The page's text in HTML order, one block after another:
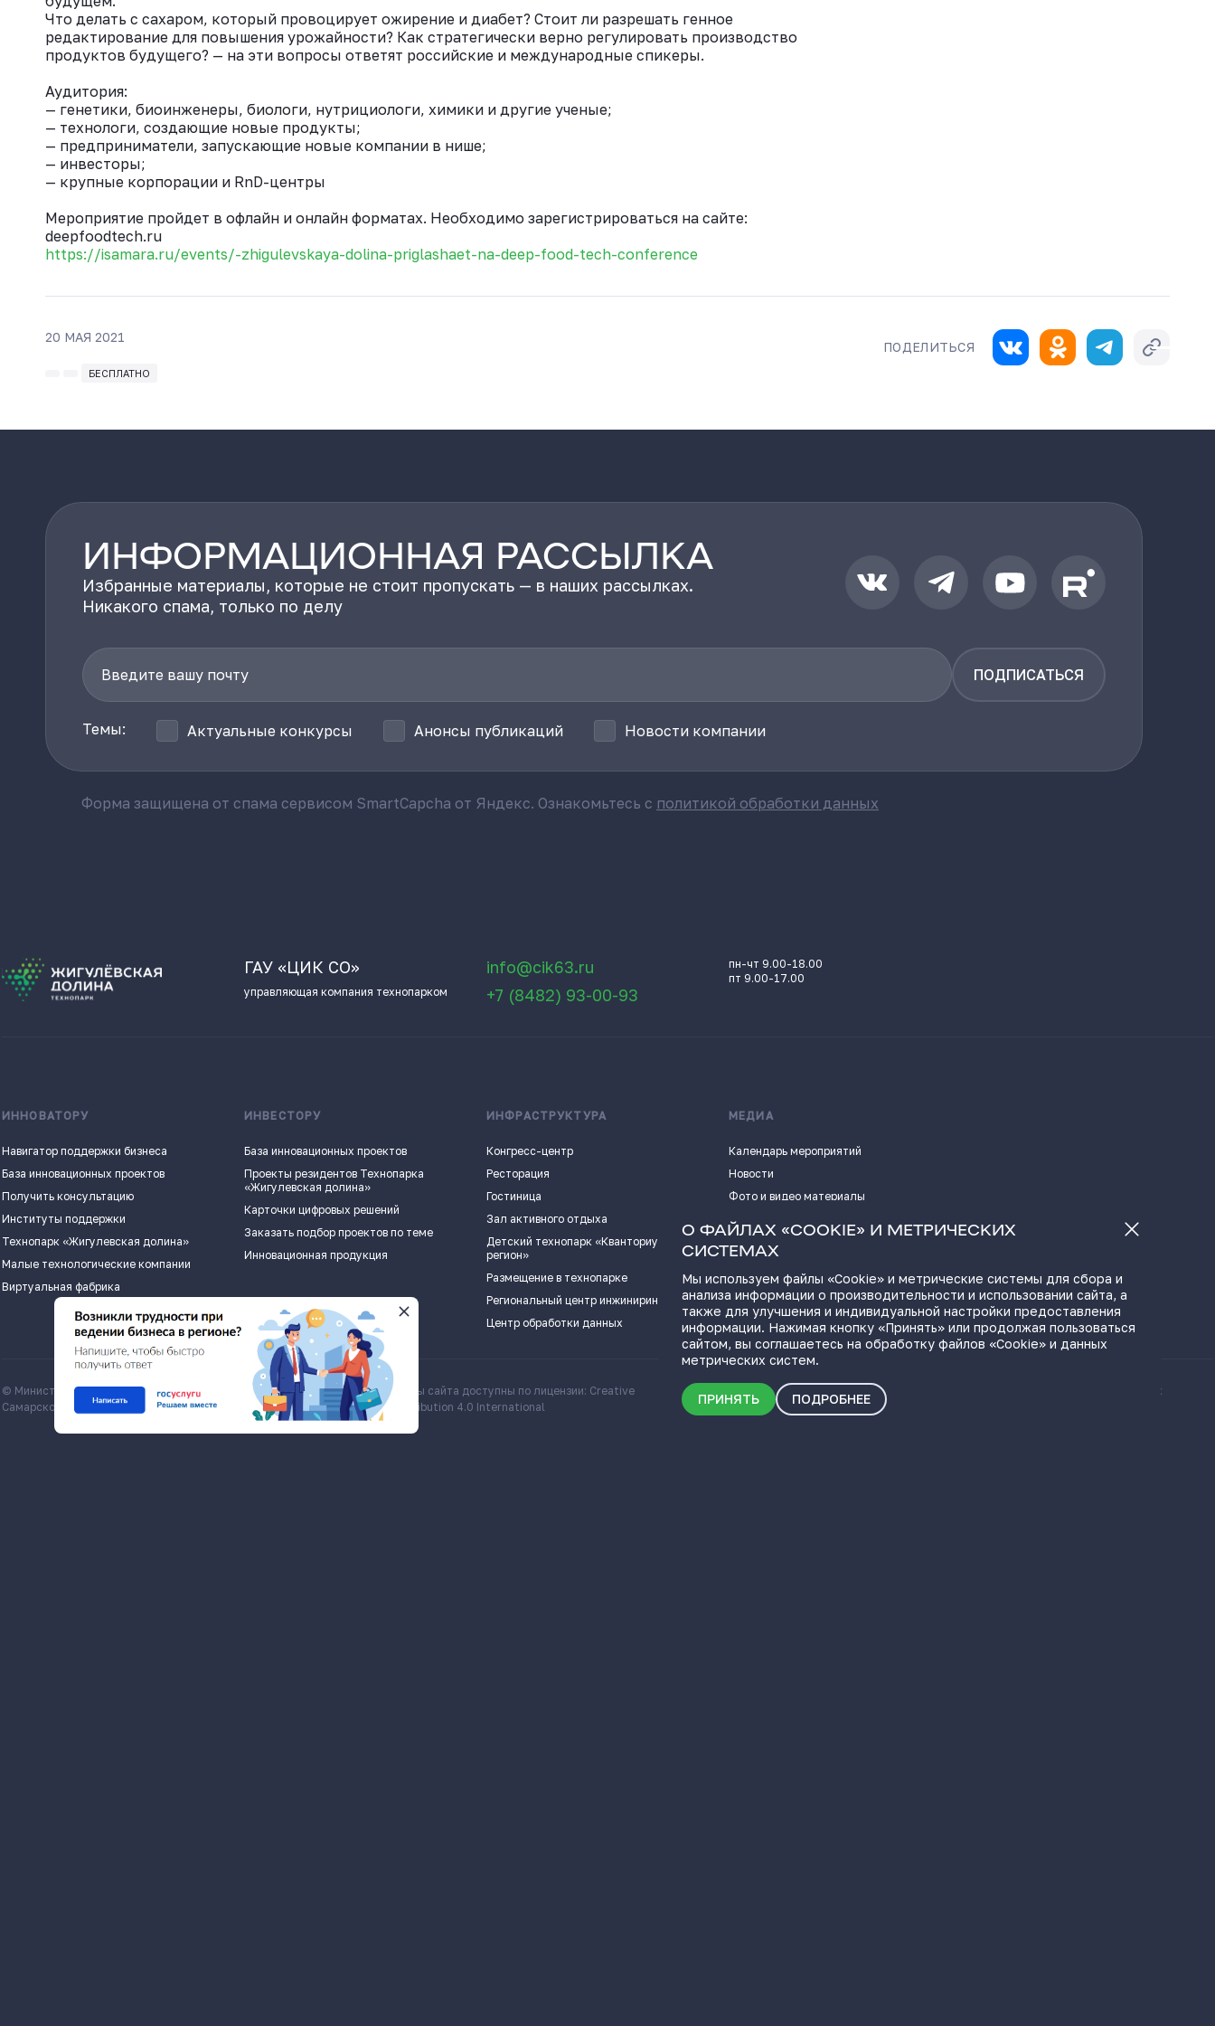
Что делать с сахаром, который провоцирует ожирение и диабет? Стоит ли разрешать генное
редактирование для повышения урожайности? Как стратегически верно регулировать производство
продуктов будущего? — на эти вопросы ответят российские и международные спикеры.
Аудитория:
— генетики, биоинженеры, биологи, нутрициологи, химики и другие ученые;
— технологи, создающие новые продукты;
— предприниматели, запускающие новые компании в нише;
— инвесторы;
— крупные корпорации и RnD-центры
Мероприятие пройдет в офлайн и онлайн форматах. Необходимо зарегистрироваться на сайте:
deepfoodtech.ru
https://isamara.ru/events/-zhigulevskaya-dolina-priglashaet-na-deep-food-tech-conference
20 МАЯ 2021
БЕСПЛАТНО
ПОДЕЛИТЬСЯ
ИНФОРМАЦИОННАЯ РАССЫЛКА
Избранные материалы, которые не стоит пропускать — в наших рассылках.
Никакого спама, только по делу
ПОДПИСАТЬСЯ
Темы: Актуальные конкурсы Анонсы публикаций Новости компании
Форма защищена от спама сервисом SmartCapcha от Яндекс. Ознакомьтесь с политикой обработки данных
ГАУ «ЦИК СО»
управляющая компания технопарком
info@cik63.ru
+7 (8482) 93-00-93
пн-чт 9.00-18.00
пт 9.00-17.00
ИННОВАТОРУ
Навигатор поддержки бизнеса
База инновационных проектов
Получить консультацию
Институты поддержки
Технопарк «Жигулевская долина»
Малые технологические компании
Виртуальная фабрика
ИНВЕСТОРУ
База инновационных проектов
Проекты резидентов Технопарка
«Жигулевская долина»
Карточки цифровых решений
Заказать подбор проектов по теме
Инновационная продукция
ИНФРАСТРУКТУРА
Конгресс-центр
Ресторация
Гостиница
Зал активного отдыха
Детский технопарк «Кванториум - 63
регион»
Размещение в технопарке
Региональный центр инжиниринга
Центр обработки данных
МЕДИА
Календарь мероприятий
Новости
Фото и видео материалы
Истории успеха
ПОЛЕЗНЫЕ ССЫЛКИ
© Министерство экономического развития и инвестиций
Самарской области, economy.samregion.ru, 2026
Все материалы сайта доступны по лицензии: Creative
Commons Attribution 4.0 International
Скачать информационные материалы
о Самарской области
Политика о персональных
О ФАЙЛАХ «COOKIE» И МЕТРИЧЕСКИХ
СИСТЕМАХ
Мы используем файлы «Cookie» и метрические системы для сбора и
анализа информации о производительности и использовании сайта, а
также для улучшения и индивидуальной настройки предоставления
информации. Нажимая кнопку «Принять» или продолжая пользоваться
сайтом, вы соглашаетесь на обработку файлов «Cookie» и данных
метрических систем.
ПРИНЯТЬ ПОДРОБНЕЕ